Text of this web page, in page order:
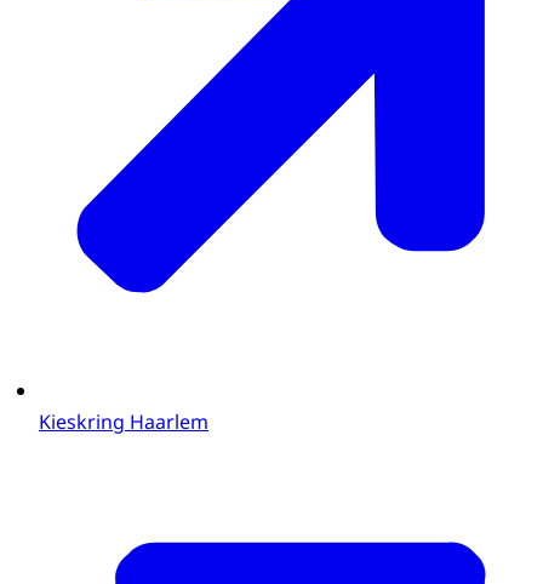
Kieskring Haarlem